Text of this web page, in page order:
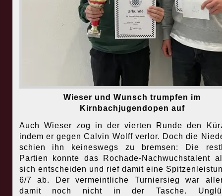
Wieser und Wunsch trumpfen im
Kirnbachjugendopen auf
Auch Wieser zog in der vierten Runde den
indem er gegen Calvin Wolff verlor. Doch die
schien ihn keineswegs zu bremsen: Die
Partien konnte das Rochade-Nachwuchstalent
sich entscheiden und rief damit eine
6/7 ab. Der vermeintliche Turniersieg war
damit noch nicht in der Tasche.